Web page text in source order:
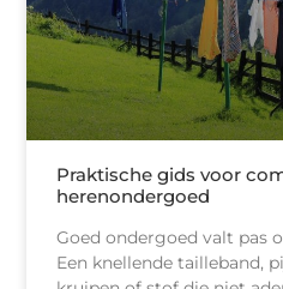
Praktische gids voor
herenondergoed
Goed ondergoed valt pas
Een knellende tailleband,